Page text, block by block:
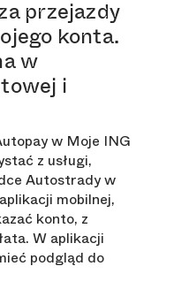
przejazdy
konta.
w
i
w Moje ING
z usługi,
Autostradyw
mobilnej,
konto, z
W aplikacji
podgląd do